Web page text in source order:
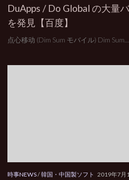
DuApps / Do Global の大量
を発見【百度】
点心移动 (Dim Sum モバイル) Dim Sum...
時事NEWS/韓国・中国製ソフト 2019年7月